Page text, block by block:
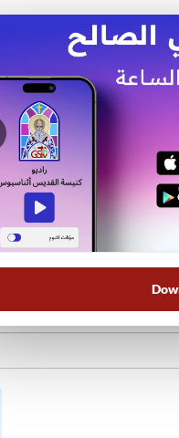
بحث في
الأكثر بحثًا: خبزنا
الرئيسية